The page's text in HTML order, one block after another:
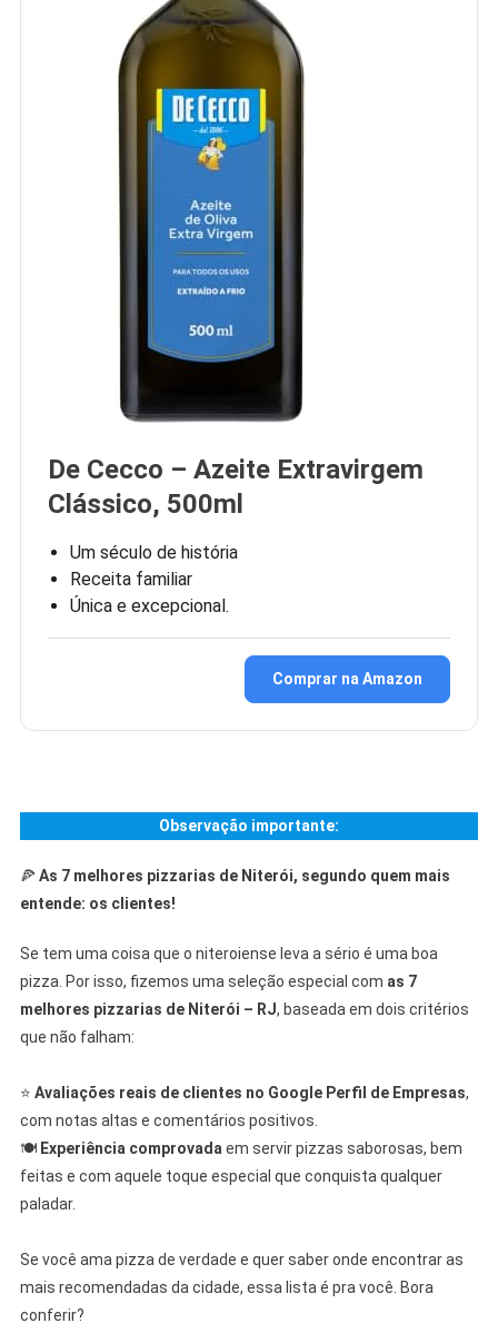
De Cecco – Azeite Extravirgem
Clássico, 500ml
Um século de história
Receita familiar
Única e excepcional.
Comprar na Amazon
Observação importante:
🍕 As 7 melhores pizzarias de Niterói, segundo quem mais
entende: os clientes!
Se tem uma coisa que o niteroiense leva a sério é uma boa
pizza. Por isso, fizemos uma seleção especial com as 7
melhores pizzarias de Niterói – RJ, baseada em dois critérios
que não falham:
⭐ Avaliações reais de clientes no Google Perfil de Empresas,
com notas altas e comentários positivos.
🍽️ Experiência comprovada em servir pizzas saborosas, bem
feitas e com aquele toque especial que conquista qualquer
paladar.
Se você ama pizza de verdade e quer saber onde encontrar as
mais recomendadas da cidade, essa lista é pra você. Bora
conferir?